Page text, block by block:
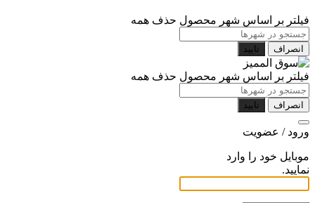
فیلتر بر اساس شهر محصول حذف همه
انصراف تایید
فیلتر بر اساس شهر محصول حذف همه
انصراف تایید
ورود / عضویت
موبایل خود را وارد
نمایید.